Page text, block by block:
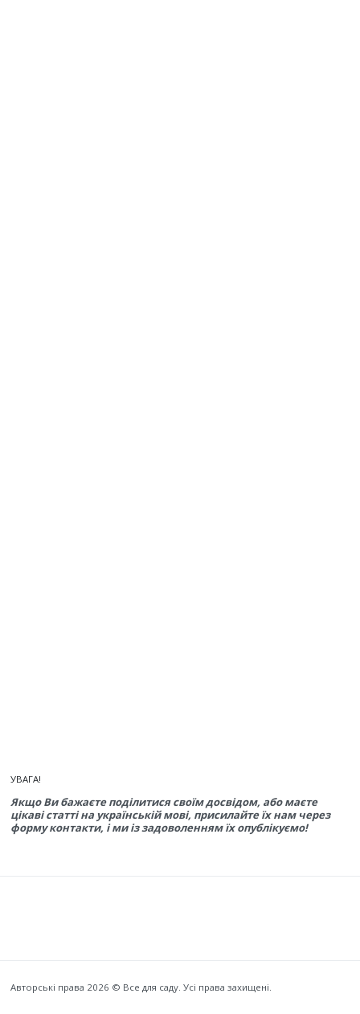
УВАГА!
Якщо Ви бажаєте поділитися своїм досвідом, або маєте
цікаві статті на українській мові, присилайте їх нам через
форму контакти, і ми із задоволенням їх опублікуємо!
Авторські права 2026 © Все для саду. Усі права захищені.